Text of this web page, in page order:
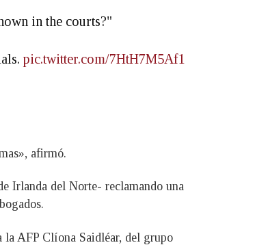
in the courts?"
pic.twitter.com/7HtH7M5Af1
afirmó.
Irlanda del Norte- reclamando una
AFP Clíona Saidléar, del grupo